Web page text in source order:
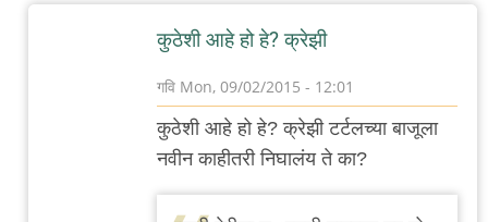
कुठेशी आहे हो हे? क्रेझी
गवि Mon, 09/02/2015 - 12:01
In
reply
कुठेशी आहे हो हे? क्रेझी टर्टलच्या बाजूला
नवीन काहीतरी निघालंय ते का?